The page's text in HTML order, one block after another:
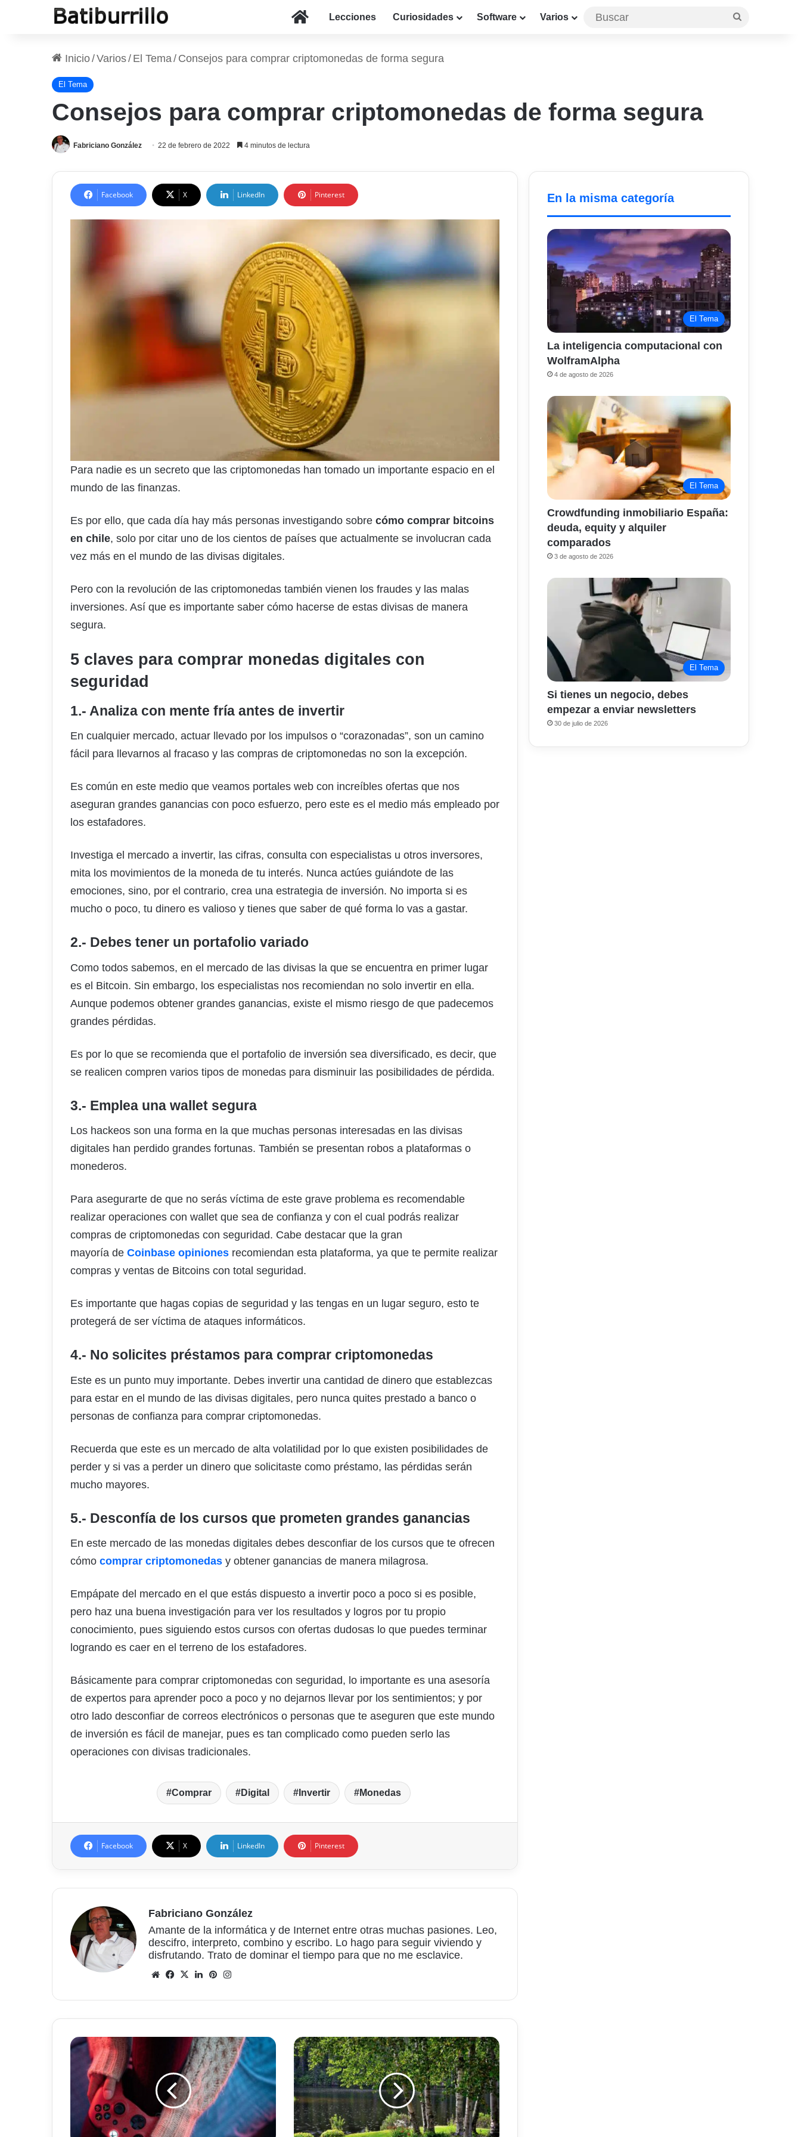
InicioLecciones Curiosidades Software Varios
Inicio/Varios/ El Tema/ Consejos para comprar criptomonedas de forma segura
El Tema
Consejos para comprar criptomonedas de forma segura
Fabriciano González 22 de febrero de 2022 4 minutos de lectura
Facebook X LinkedIn Pinterest
Para nadie es un secreto que las criptomonedas han tomado un importante espacio en el
mundo de las finanzas.
Es por ello, que cada día hay más personas investigando sobre cómo comprar bitcoins
en chile, solo por citar uno de los cientos de países que actualmente se involucran cada
vez más en el mundo de las divisas digitales.
Pero con la revolución de las criptomonedas también vienen los fraudes y las malas
inversiones. Así que es importante saber cómo hacerse de estas divisas de manera
segura.
5 claves para comprar monedas digitales con
seguridad
1.- Analiza con mente fría antes de invertir
En cualquier mercado, actuar llevado por los impulsos o “corazonadas”, son un camino
fácil para llevarnos al fracaso y las compras de criptomonedas no son la excepción.
Es común en este medio que veamos portales web con increíbles ofertas que nos
aseguran grandes ganancias con poco esfuerzo, pero este es el medio más empleado por
los estafadores.
Investiga el mercado a invertir, las cifras, consulta con especialistas u otros inversores,
mita los movimientos de la moneda de tu interés. Nunca actúes guiándote de las
emociones, sino, por el contrario, crea una estrategia de inversión. No importa si es
mucho o poco, tu dinero es valioso y tienes que saber de qué forma lo vas a gastar.
2.- Debes tener un portafolio variado
Como todos sabemos, en el mercado de las divisas la que se encuentra en primer lugar
es el Bitcoin. Sin embargo, los especialistas nos recomiendan no solo invertir en ella.
Aunque podemos obtener grandes ganancias, existe el mismo riesgo de que padecemos
grandes pérdidas.
Es por lo que se recomienda que el portafolio de inversión sea diversificado, es decir, que
se realicen compren varios tipos de monedas para disminuir las posibilidades de pérdida.
3.- Emplea una wallet segura
Los hackeos son una forma en la que muchas personas interesadas en las divisas
digitales han perdido grandes fortunas. También se presentan robos a plataformas o
monederos.
Para asegurarte de que no serás víctima de este grave problema es recomendable
realizar operaciones con wallet que sea de confianza y con el cual podrás realizar
compras de criptomonedas con seguridad. Cabe destacar que la gran
mayoría de Coinbase opiniones recomiendan esta plataforma, ya que te permite realizar
compras y ventas de Bitcoins con total seguridad.
Es importante que hagas copias de seguridad y las tengas en un lugar seguro, esto te
protegerá de ser víctima de ataques informáticos.
4.- No solicites préstamos para comprar criptomonedas
Este es un punto muy importante. Debes invertir una cantidad de dinero que establezcas
para estar en el mundo de las divisas digitales, pero nunca quites prestado a banco o
personas de confianza para comprar criptomonedas.
Recuerda que este es un mercado de alta volatilidad por lo que existen posibilidades de
perder y si vas a perder un dinero que solicitaste como préstamo, las pérdidas serán
mucho mayores.
5.- Desconfía de los cursos que prometen grandes ganancias
En este mercado de las monedas digitales debes desconfiar de los cursos que te ofrecen
cómo comprar criptomonedas y obtener ganancias de manera milagrosa.
Empápate del mercado en el que estás dispuesto a invertir poco a poco si es posible,
pero haz una buena investigación para ver los resultados y logros por tu propio
conocimiento, pues siguiendo estos cursos con ofertas dudosas lo que puedes terminar
logrando es caer en el terreno de los estafadores.
Básicamente para comprar criptomonedas con seguridad, lo importante es una asesoría
de expertos para aprender poco a poco y no dejarnos llevar por los sentimientos; y por
otro lado desconfiar de correos electrónicos o personas que te aseguren que este mundo
de inversión es fácil de manejar, pues es tan complicado como pueden serlo las
operaciones con divisas tradicionales.
Comprar Digital Invertir Monedas
Facebook X LinkedIn Pinterest
Fabriciano González
Amante de la informática y de Internet entre otras muchas pasiones. Leo,
descifro, interpreto, combino y escribo. Lo hago para seguir viviendo y
disfrutando. Trato de dominar el tiempo para que no me esclavice.
Sitio
Facebook
X LinkedInPinterest
La
compra
Activision
Blizzard
modifica
ranking
Utilización
de
abedules
para
absorber
microplásticos
En la misma categoría
El Tema
La inteligencia computacional con
WolframAlpha
4 de agosto de 2026
El Tema
Crowdfunding inmobiliario España:
deuda, equity y alquiler
comparados
3 de agosto de 2026
El Tema
Si tienes un negocio, debes
empezar a enviar newsletters
30 de julio de 2026